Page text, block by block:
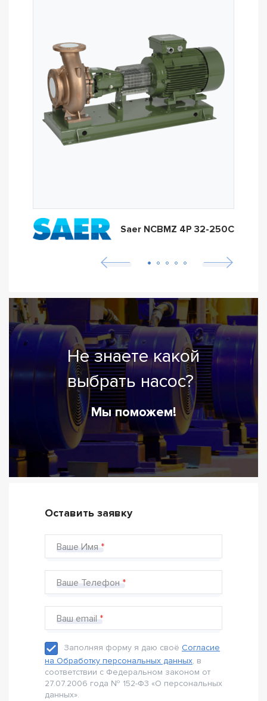
Saer NCBMZ 4P 32-250C
Не знаете какой
выбрать насос?
Мы поможем!
Оставить заявку
Ваше Имя
Ваше Телефон
Ваш email
Заполняя форму я даю своё Согласие
на Обработку персональных данных, в
соответствии с Федеральном законом от
27.07.2006 года № 152-Ф3 «О персональных
данных».